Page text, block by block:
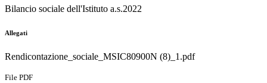
Bilancio sociale dell'Istituto a.s.2022
Allegati
Rendicontazione_sociale_MSIC80900N (8)_1.pdf
File PDF